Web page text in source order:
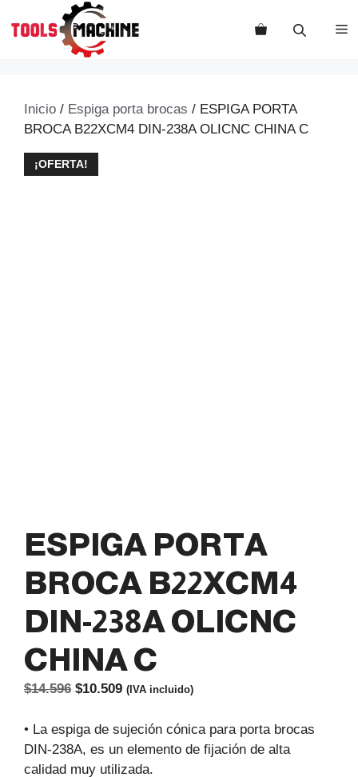
Inicio / Espiga porta brocas / ESPIGA PORTA
BROCA B22XCM4 DIN-238A OLICNC CHINA C
¡OFERTA!
ESPIGA PORTA
BROCA B22XCM4
DIN-238A OLICNC
CHINA C
$14.596 El
original
era:
$14.596.
$10.509El
actual
es:
$10.509.
(IVA incluido)
• La espiga de sujeción cónica para porta brocas
DIN-238A, es un elemento de fijación de alta
calidad muy utilizada.